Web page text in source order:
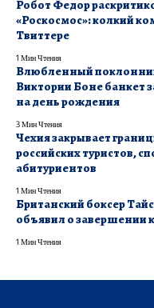
Робот Федор
«Роскосмос»: колкий
Твиттере
1 Мин Чтения
Влюбленный
Виктории Боне банкет
на день рождения
3 Мин Чтения
Чехия закрывает
российских туристов,
абитуриентов
1 Мин Чтения
Британский боксер
объявил о завершении
1 Мин Чтения